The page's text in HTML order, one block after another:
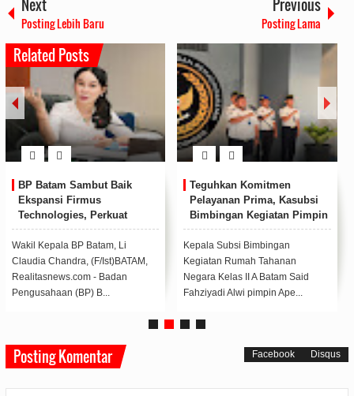
Next
Posting Lebih Baru
Previous
Posting Lama
Related Posts
BP Batam Sambut Baik
Ekspansi Firmus
Technologies, Perkuat
Posisi Batam sebagai Hub
Infrastruktur AI Regional
Wakil Kepala BP Batam, Li
Claudia Chandra, (F/Ist)BATAM,
Realitasnews.com - Badan
Pengusahaan (BP) B...
Teguhkan Komitmen
Pelayanan Prima, Kasubsi
Bimbingan Kegiatan Pimpin
Apel Pagi Rutan Batam
Kepala Subsi Bimbingan
Kegiatan Rumah Tahanan
Negara Kelas II A Batam Said
Fahziyadi Alwi pimpin Ape...
Posting Komentar Facebook Disqus